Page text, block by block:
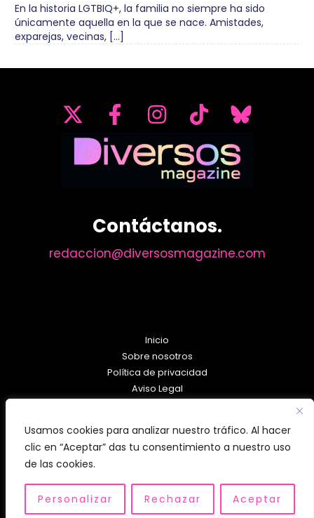
Usamos cookies para analizar nuestro tráfico. Al hacer
clic en “Aceptar” das tu consentimiento a nuestro uso
de las cookies.
Personalizar Rechazar Aceptar
En la historia LGTBIQ+, la familia no siempre ha sido
únicamente aquella en la que se nace. Amistades,
exparejas, vecinas, […]
Contáctanos.
redaccion@diversosmagazine.com
Inicio
Sobre nosotros
Política de privacidad
Aviso Legal
Copyright © 2026 diversosmagazine